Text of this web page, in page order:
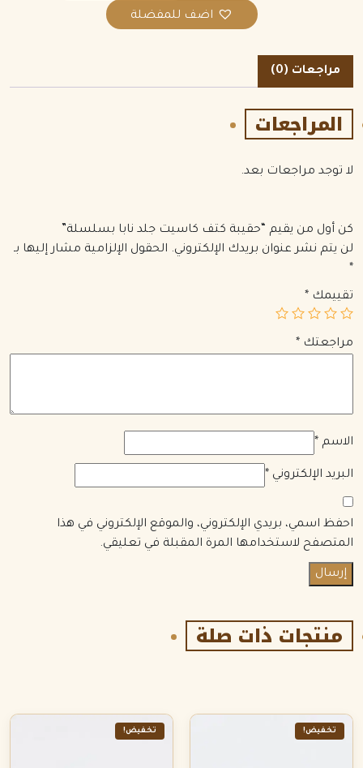
اضف للمفضلة
مراجعات (0)
المراجعات
لا توجد مراجعات بعد.
كن أول من يقيم “حقيبة كتف كاسيت جلد نابا بسلسلة”
لن يتم نشر عنوان بريدك الإلكتروني. الحقول الإلزامية مشار إليها بـ
*
تقييمك *
مراجعتك *
الاسم *
البريد الإلكتروني *
احفظ اسمي، بريدي الإلكتروني، والموقع الإلكتروني في هذا
المتصفح لاستخدامها المرة المقبلة في تعليقي.
منتجات ذات صلة
تخفيض! تخفيض!